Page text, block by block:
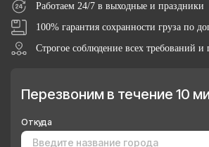
Работаем 24/7 в выходные и праздники
100% гарантия сохранности груза по
Строгое соблюдение всех требований и
Перезвоним в течение 10
Откуда